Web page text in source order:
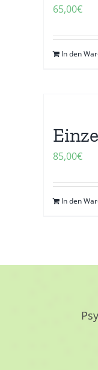
65,00€
In den
85,00€
In den